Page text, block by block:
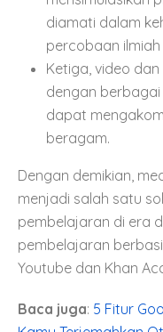
diamati dalam
percobaan
Ketiga, video
dengan
dapat
beragam.
Dengan demikian,
menjadi salah satu
pembelajaran di era
pembelajaran
Youtube dan Khan
Baca juga: 5 Fitur